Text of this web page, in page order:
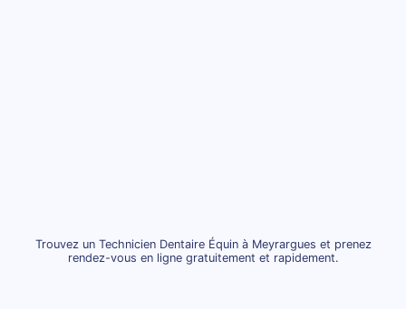
Trouvez un Technicien Dentaire Équin à Meyrargues et prenez
rendez-vous en ligne gratuitement et rapidement.